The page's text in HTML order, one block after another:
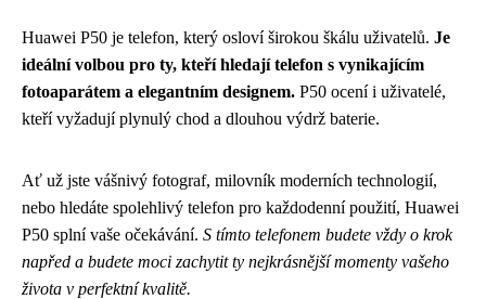
Huawei P50 je telefon, který osloví širokou škálu uživatelů. Je
ideální volbou pro ty, kteří hledají telefon s vynikajícím
fotoaparátem a elegantním designem. P50 ocení i uživatelé,
kteří vyžadují plynulý chod a dlouhou výdrž baterie.
Ať už jste vášnivý fotograf, milovník moderních technologií,
nebo hledáte spolehlivý telefon pro každodenní použití, Huawei
P50 splní vaše očekávání. S tímto telefonem budete vždy o krok
napřed a budete moci zachytit ty nejkrásnější momenty vašeho
života v perfektní kvalitě.